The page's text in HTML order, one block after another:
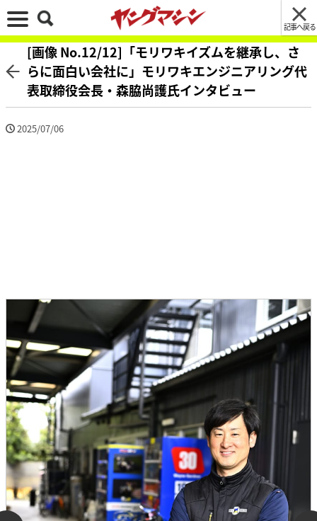
記事へ戻る
[画像 No.12/12]「モリワキイズムを継承し、さ
らに面白い会社に」モリワキエンジニアリング代
表取締役会長・森脇尚護氏インタビュー
2025/07/06